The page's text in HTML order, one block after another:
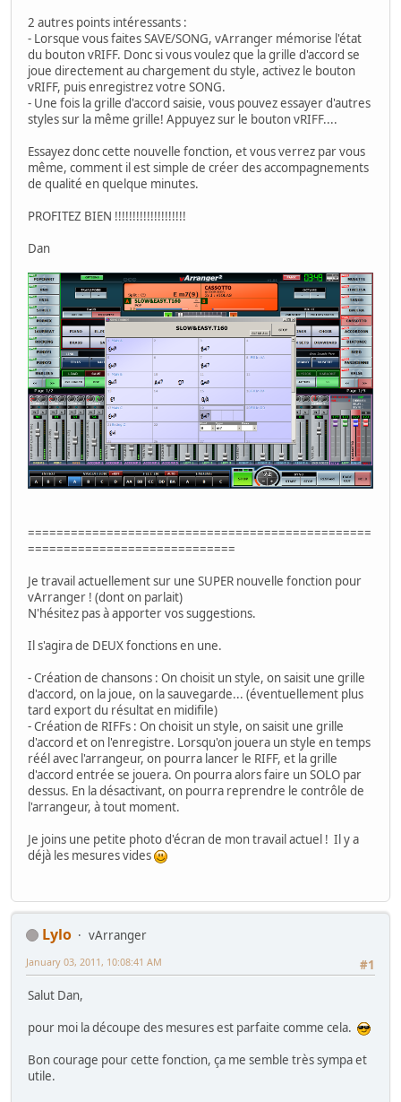
2 autres points intéressants :
- Lorsque vous faites SAVE/SONG, vArranger mémorise l'état
du bouton vRIFF. Donc si vous voulez que la grille d'accord se
joue directement au chargement du style, activez le bouton
vRIFF, puis enregistrez votre SONG.
- Une fois la grille d'accord saisie, vous pouvez essayer d'autres
styles sur la même grille! Appuyez sur le bouton vRIFF....
Essayez donc cette nouvelle fonction, et vous verrez par vous
même, comment il est simple de créer des accompagnements
de qualité en quelque minutes.
PROFITEZ BIEN !!!!!!!!!!!!!!!!!!!!
Dan
================================================
=============================
Je travail actuellement sur une SUPER nouvelle fonction pour
vArranger ! (dont on parlait)
N'hésitez pas à apporter vos suggestions.
Il s'agira de DEUX fonctions en une.
- Création de chansons : On choisit un style, on saisit une grille
d'accord, on la joue, on la sauvegarde... (éventuellement plus
tard export du résultat en midifile)
- Création de RIFFs : On choisit un style, on saisit une grille
d'accord et on l'enregistre. Lorsqu'on jouera un style en temps
réél avec l'arrangeur, on pourra lancer le RIFF, et la grille
d'accord entrée se jouera. On pourra alors faire un SOLO par
dessus. En la désactivant, on pourra reprendre le contrôle de
l'arrangeur, à tout moment.
Je joins une petite photo d'écran de mon travail actuel ! Il y a
déjà les mesures vides
Lylo
vArranger
#1
January 03, 2011, 10:08:41 AM
Salut Dan,
pour moi la découpe des mesures est parfaite comme cela.
Bon courage pour cette fonction, ça me semble très sympa et
utile.